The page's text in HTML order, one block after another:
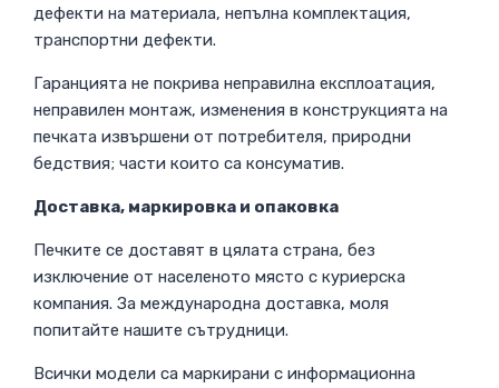
дефекти на материала, непълна комплектация,
транспортни дефекти.
Гаранцията не покрива неправилна експлоатация,
неправилен монтаж, изменения в конструкцията на
печката извършени от потребителя, природни
бедствия; части които са консуматив.
Доставка, маркировка и опаковка
Печките се доставят в цялата страна, без
изключение от населеното място с куриерска
компания. За международна доставка, моля
попитайте нашите сътрудници.
Всички модели са маркирани с информационна